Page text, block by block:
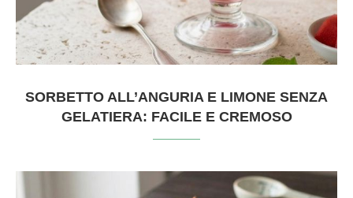
SORBETTO ALL’ANGURIA E LIMONE SENZA
GELATIERA: FACILE E CREMOSO